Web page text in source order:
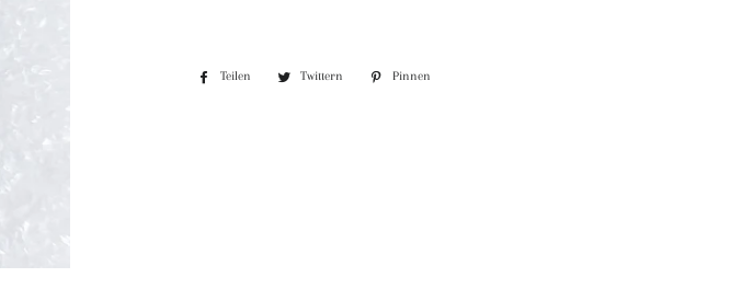
Teilen
Auf
Twittern
Auf
Pinnen